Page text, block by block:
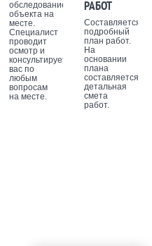
обследование
объекта на
месте.
Специалист
проводит
осмотр и
консультирует
вас по
любым
вопросам
на месте.
РАБОТ
Составляется
подробный
план работ.
На
основании
плана
составляется
детальная
смета
работ.